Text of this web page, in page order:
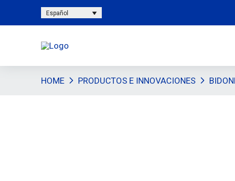
Español
HOME PRODUCTOS E INNOVACIONES